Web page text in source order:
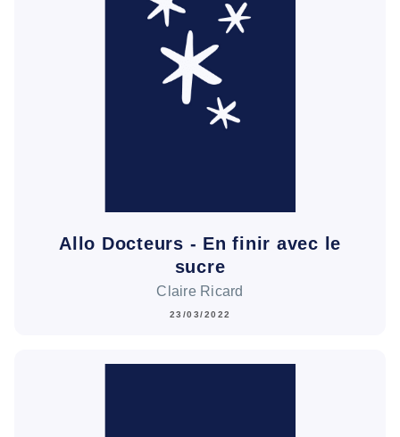
Allo Docteurs - En finir avec le
sucre
Claire Ricard
23/03/2022